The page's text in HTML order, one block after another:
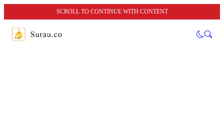
SCROLL TO CONTINUE WITH CONTENT